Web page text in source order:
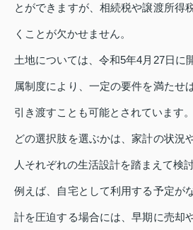
とができますが、相続税や譲渡所得
くことが欠かせません。
土地については、令和5年4月27日に
属制度により、一定の要件を満たせ
引き渡すことも可能とされています。
どの選択肢を選ぶかは、家計の状況
人それぞれの生活設計を踏まえて検
例えば、自宅として利用する予定が
計を圧迫する場合には、早期に売却